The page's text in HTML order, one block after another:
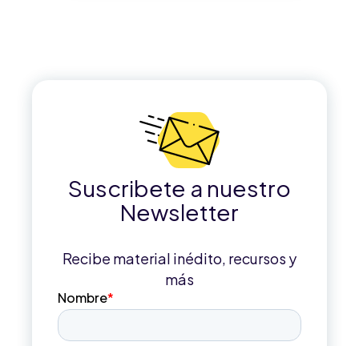
Suscribete a nuestro
Newsletter
Recibe material inédito, recursos y
más